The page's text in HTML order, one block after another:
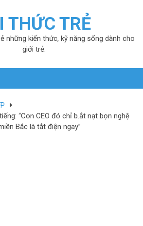
THỨC TRẺ
những kiến thức, kỹ năng sống dành cho
giới trẻ.
“Con CEO đó chỉ b.ắt nạt bọn nghệ
Bắc là tắt điện ngay”